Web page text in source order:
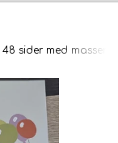
48 sider med masser